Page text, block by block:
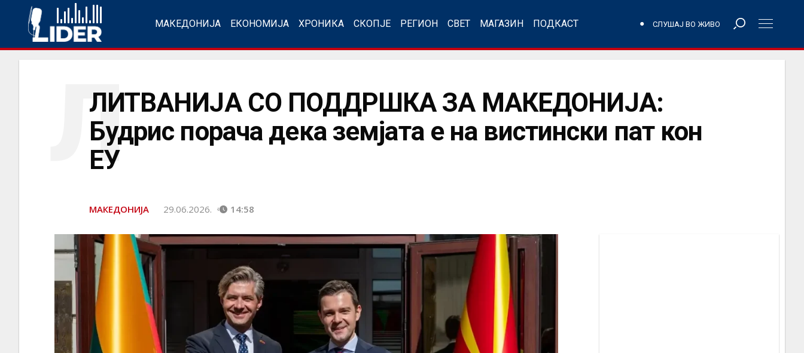
МАКЕДОНИЈА ЕКОНОМИЈА ХРОНИКА СКОПЈЕ РЕГИОН СВЕТ МАГАЗИН ПОДКАСТ СЛУШАЈ ВО ЖИВО
ЛИТВАНИЈА СО ПОДДРШКА ЗА МАКЕДОНИЈА:
Будрис порача дека земјата е на вистински пат кон
ЕУ
Л
МАКЕДОНИЈА 29.06.2026. 14:58